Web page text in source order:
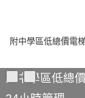
附中學區低總